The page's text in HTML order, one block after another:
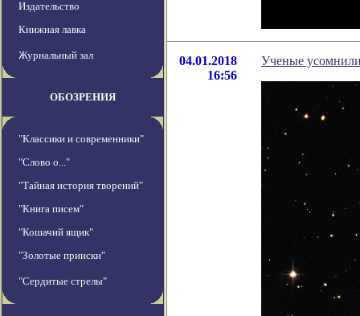
Издательство
Книжная лавка
Журнальный зал
ОБОЗРЕНИЯ
"Классики и современники"
"Слово о..."
"Тайная история творений"
"Книга писем"
"Кошачий ящик"
"Золотые прииски"
"Сердитые стрелы"
04.01.2018
16:56
Ученые